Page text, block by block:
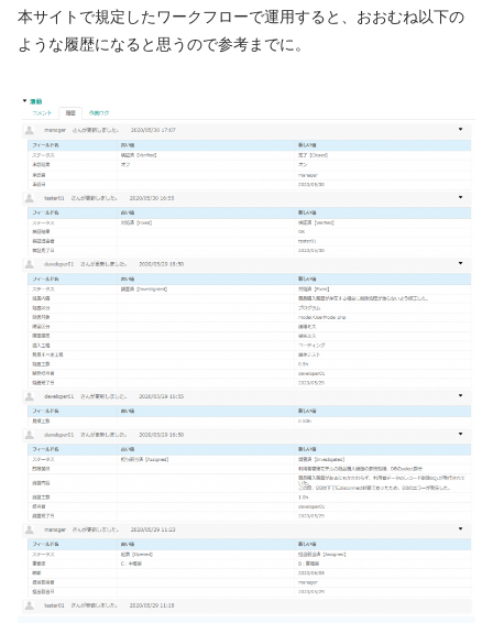
本サイトで規定したワークフローで運用すると、おおむね以下の
ような履歴になると思うので参考までに。